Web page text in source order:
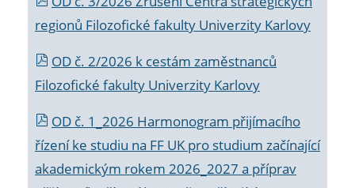
regionů Filozofické fakulty Univerzity Karlovy
OD č. 2/2026 k cestám zaměstnanců
Filozofické fakulty Univerzity Karlovy
OD č. 1_2026 Harmonogram přijímacího
řízení ke studiu na FF UK pro studium začínající
akademickým rokem 2026_2027 a příprav